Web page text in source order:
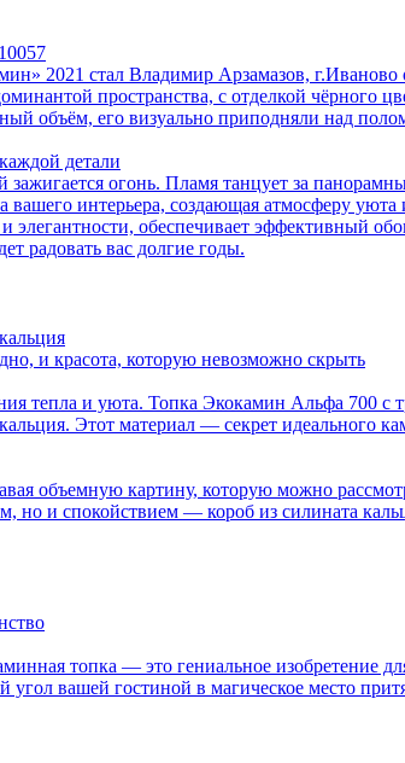
2021 стал Владимир Арзамазов,
пространства, с отделкой чёрного
объём, его визуально приподняли над
детали
огонь. Пламя танцует за
интерьера, создающая атмосферу уюта
обеспечивает эффективный
радовать вас долгие годы.
и красота, которую невозможно скрыть
тепла и уюта. Топка Экокамин Альфа 700
Этот материал — секрет идеального
объемную картину, которую можно
но и спокойствием — короб из силината
топка — это гениальное изобретение
вашей гостиной в магическое место